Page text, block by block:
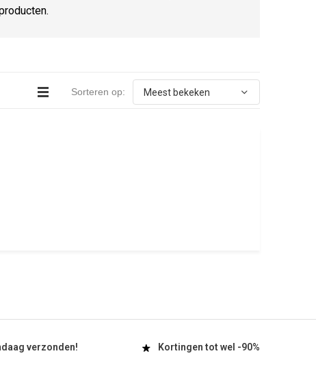
Sorteren op:
verzonden! Kortingen tot wel -90%